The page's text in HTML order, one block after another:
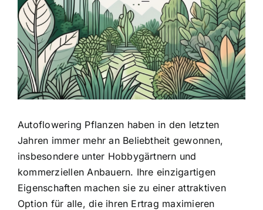
grösseres
Bild
Autoflowering Pflanzen haben in den letzten
Jahren immer mehr an Beliebtheit gewonnen,
insbesondere unter Hobbygärtnern und
kommerziellen Anbauern. Ihre einzigartigen
Eigenschaften machen sie zu einer attraktiven
Option für alle, die ihren Ertrag maximieren